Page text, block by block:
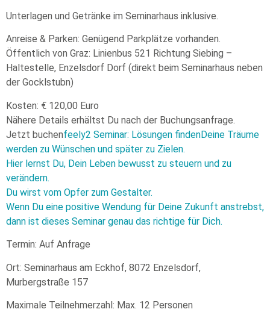
Unterlagen und Getränke im Seminarhaus inklusive.
Anreise & Parken: Genügend Parkplätze vorhanden.
Öffentlich von Graz: Linienbus 521 Richtung Siebing –
Haltestelle, Enzelsdorf Dorf (direkt beim Seminarhaus neben
der Gocklstubn)
Kosten: € 120,00 Euro
Nähere Details erhältst Du nach der Buchungsanfrage.
Jetzt buchenfeely2 Seminar: Lösungen findenDeine Träume
werden zu Wünschen und später zu Zielen.
Hier lernst Du, Dein Leben bewusst zu steuern und zu
verändern.
Du wirst vom Opfer zum Gestalter.
Wenn Du eine positive Wendung für Deine Zukunft anstrebst,
dann ist dieses Seminar genau das richtige für Dich.
Termin: Auf Anfrage
Ort: Seminarhaus am Eckhof, 8072 Enzelsdorf,
Murbergstraße 157
Maximale Teilnehmerzahl: Max. 12 Personen